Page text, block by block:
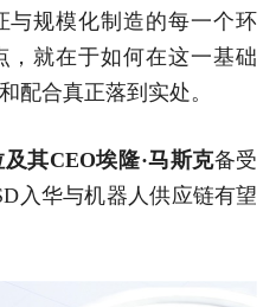
与规模化制造的每一个环
，就在于如何在这一基础
配合真正落到实处。
其CEO埃隆·马斯克备受
入华与机器人供应链有望